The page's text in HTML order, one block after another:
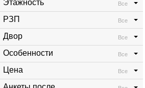
Этажность Все
РЗП Все
Двор Все
Особенности Все
Цена Все